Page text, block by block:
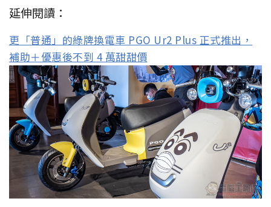
延伸閱讀：
更「普通」的綠牌換電車 PGO Ur2 Plus 正式推出，
補助＋優惠後不到 4 萬甜甜價